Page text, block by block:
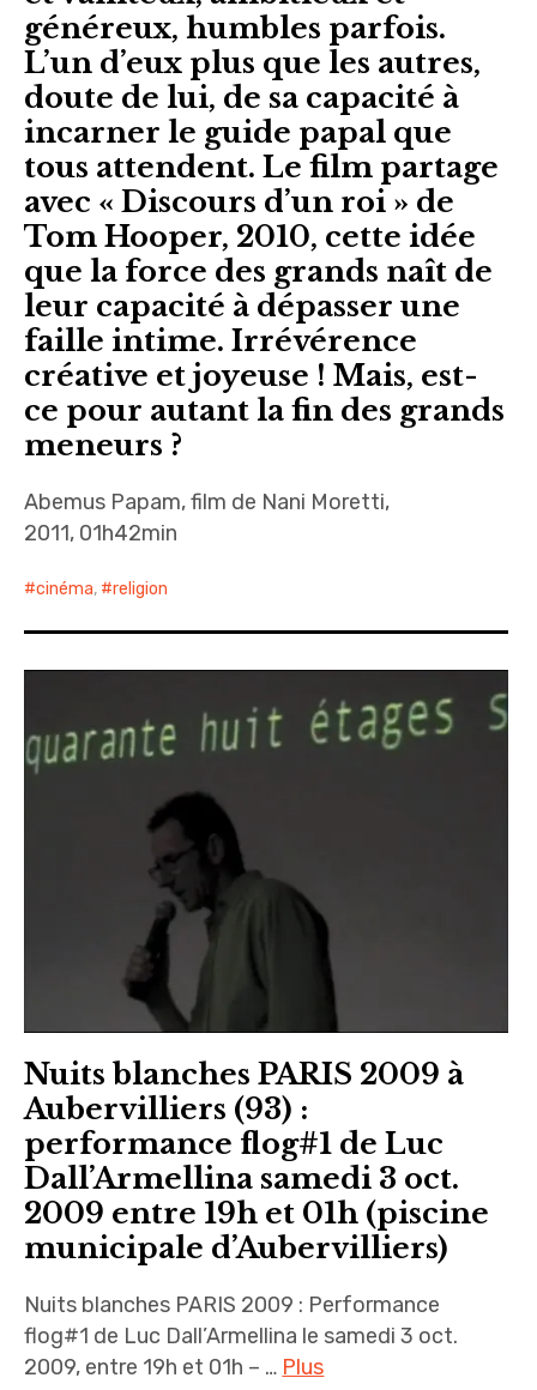
généreux, humbles parfois.
L’un d’eux plus que les autres,
doute de lui, de sa capacité à
incarner le guide papal que
tous attendent. Le film partage
avec « Discours d’un roi » de
Tom Hooper, 2010, cette idée
que la force des grands naît de
leur capacité à dépasser une
faille intime. Irrévérence
créative et joyeuse ! Mais, est-
ce pour autant la fin des grands
meneurs ?
Abemus Papam, film de Nani Moretti,
2011, 01h42min
cinéma, religion
Nuits blanches PARIS 2009 à
Aubervilliers (93) :
performance flog#1 de Luc
Dall’Armellina samedi 3 oct.
2009 entre 19h et 01h (piscine
municipale d’Aubervilliers)
Nuits blanches PARIS 2009 : Performance
flog#1 de Luc Dall’Armellina le samedi 3 oct.
2009, entre 19h et 01h – … Plus